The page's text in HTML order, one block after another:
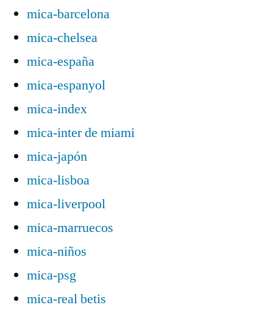
mica-barcelona
mica-chelsea
mica-españa
mica-espanyol
mica-index
mica-inter de miami
mica-japón
mica-lisboa
mica-liverpool
mica-marruecos
mica-niños
mica-psg
mica-real betis